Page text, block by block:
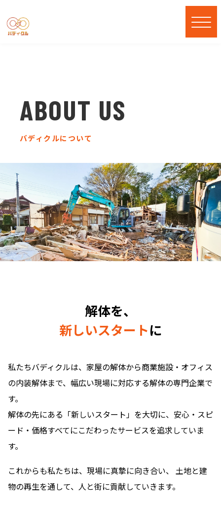
ABOUT US
バディクルについて
解体を、
新しいスタートに
私たちバディクルは、家屋の解体から商業施設・オフィス
の内装解体まで、幅広い現場に対応する解体の専門企業で
す。
解体の先にある「新しいスタート」を大切に、安心・スピ
ード・価格すべてにこだわったサービスを追求していま
す。
これからも私たちは、現場に真摯に向き合い、 土地と建
物の再生を通して、人と街に貢献していきます。